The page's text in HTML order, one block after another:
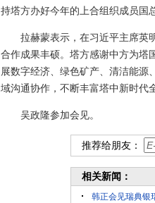
持塔方办好今年的上合组织成员国
拉赫蒙表示，在习近平主席英
合作成果丰硕。塔方感谢中方为塔
展数字经济、绿色矿产、清洁能源
域沟通协作，不断丰富塔中新时代
吴政隆参加会见。
推荐给朋友：
相关新闻：
韩正会见瑞典银